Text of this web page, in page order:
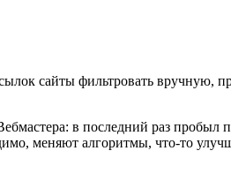
сайты фильтровать вручную,
в последний раз пробыл
меняют алгоритмы, что-то